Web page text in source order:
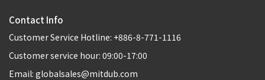
Contact Info
Customer Service Hotline: +886-8-771-1116
Customer service hour: 09:00-17:00
Email: globalsales@mitdub.com